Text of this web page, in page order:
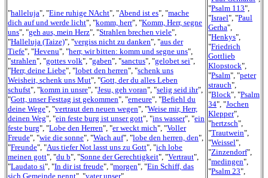
"halleluja", "Eine ruhige NAcht", "Abend ist es", "mache
dich auf und werde licht", "komm, herr", "Komm, Herr, segne
uns", "geh aus, mein Herz", "Strahlen brechen viele",
"Halleluja (Taize)", "vergiss nicht zu danken", "aus der
Tiefe", "Hevenu", "herr, wir bitten: komm und segne uns",
"strahlen", "gottes volk", "gaben", "sanctus", "gelobet sei",
"Herr, deine Liebe", "lobet den herren", "schenk uns
Weisheit, schenk uns Mut", "Gott, der du alles Leben
schufst", "komm in unsre", "Jesu, geh voran", "selig seid ihr",
"Gott, unser Festtag ist gekommen", "erneure", "Befiehl du
deine Wege", "vertraut den neuen wegen", "Weise mir, Herr,
deinen Weg", "ein feste burg ist unser gott", "ins wasser", "ein
feste burg", "Lobe den Herren", "er weckt mich", "Voller
Freude", "wie die sonne", "Wach auf", "lobe den herren, den",
"Freunde", "Aus tiefer Not lasst uns zu Gott", "ich lobe
meinen gott", "du b", "Sonne der Gerechtigkeit", "Vertraut",
"Laudato si", "In dir ist freude", "morgen", "Ein Schiff, das
sich Gemeinde nennt", "vater unser"
"Psalm 113",
"Israel", "Paul
Gerha",
"Henkys",
"Friedrich
Gottlieb
Klopstock",
"Psalm", "peter
strauch",
"Block", "Psalm
34", "Jochen
Klepper",
"hertzsch",
"Trautwein",
"Weissel",
"Zinzendorf",
"medingen",
"Psalm 23",